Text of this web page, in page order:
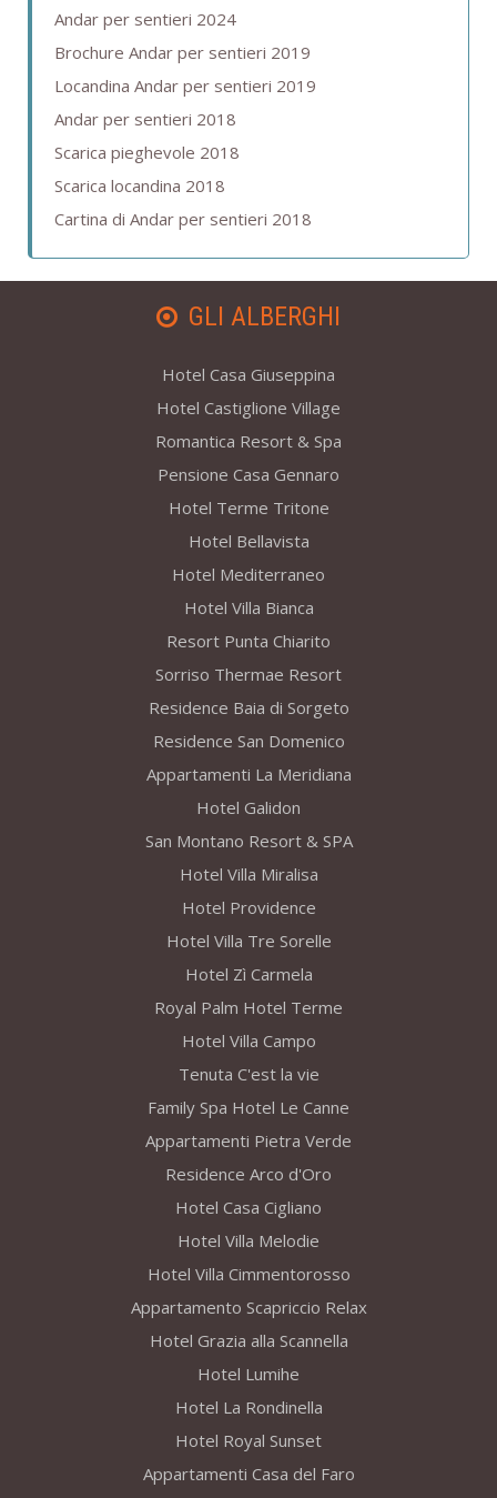
Andar per sentieri 2024
Brochure Andar per sentieri 2019
Locandina Andar per sentieri 2019
Andar per sentieri 2018
Scarica pieghevole 2018
Scarica locandina 2018
Cartina di Andar per sentieri 2018
GLI ALBERGHI
Hotel Casa Giuseppina
Hotel Castiglione Village
Romantica Resort & Spa
Pensione Casa Gennaro
Hotel Terme Tritone
Hotel Bellavista
Hotel Mediterraneo
Hotel Villa Bianca
Resort Punta Chiarito
Sorriso Thermae Resort
Residence Baia di Sorgeto
Residence San Domenico
Appartamenti La Meridiana
Hotel Galidon
San Montano Resort & SPA
Hotel Villa Miralisa
Hotel Providence
Hotel Villa Tre Sorelle
Hotel Zì Carmela
Royal Palm Hotel Terme
Hotel Villa Campo
Tenuta C'est la vie
Family Spa Hotel Le Canne
Appartamenti Pietra Verde
Residence Arco d'Oro
Hotel Casa Cigliano
Hotel Villa Melodie
Hotel Villa Cimmentorosso
Appartamento Scapriccio Relax
Hotel Grazia alla Scannella
Hotel Lumihe
Hotel La Rondinella
Hotel Royal Sunset
Appartamenti Casa del Faro